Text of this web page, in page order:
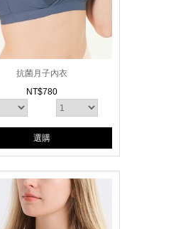
抗菌月子內衣
NT$780
選購